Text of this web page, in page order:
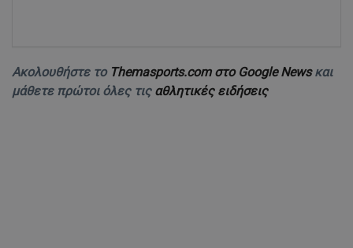
Ακολουθήστε το Themasports.com στο Google Newsκαι
μάθετε πρώτοι όλες τις αθλητικές ειδήσεις